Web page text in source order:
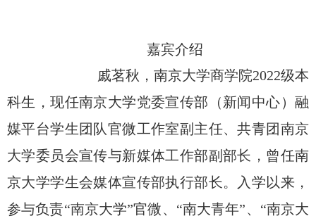
嘉宾介绍
戚茗秋 ，南京大学商学院2022级本
科生，现任南京大学党委宣传部（新闻中心）融
媒平台学生团队官微工作室副主任、共青团南京
大学委员会宣传与新媒体工作部副部长，曾任南
京大学学生会媒体宣传部执行部长。入学以来，
参与负责“南京大学”官微、 “南大青年”、 “南京大